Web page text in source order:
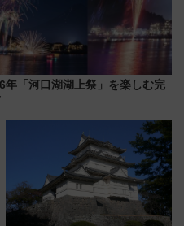
「河口湖湖上祭」を楽しむ完